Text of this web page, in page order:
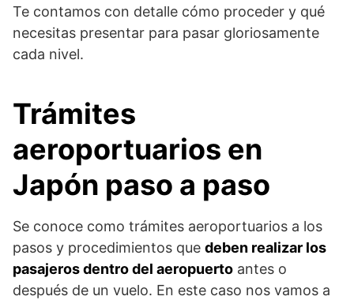
Te contamos con detalle cómo proceder y qué
necesitas presentar para pasar gloriosamente
cada nivel.
Trámites
aeroportuarios en
Japón paso a paso
Se conoce como trámites aeroportuarios a los
pasos y procedimientos que deben realizar los
pasajeros dentro del aeropuerto antes o
después de un vuelo. En este caso nos vamos a